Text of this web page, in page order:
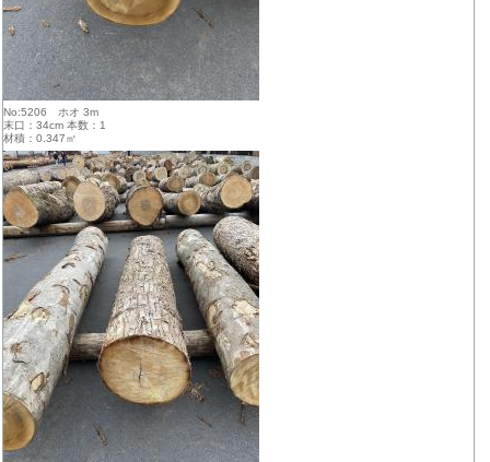
No:5206 ホオ 3m
末口：34cm 本数：1
材積：0.347㎥